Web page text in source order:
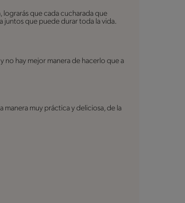
lograrás que cada cucharada que
juntos que puede durar toda la vida.
no hay mejor manera de hacerlo que a
manera muy práctica y deliciosa, de la